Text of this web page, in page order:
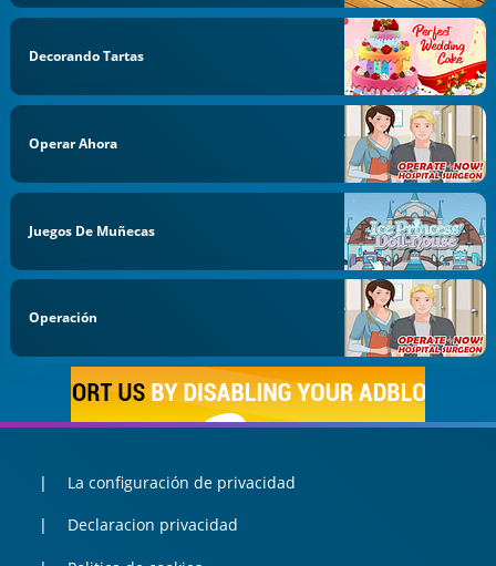
Decorando Tartas
Operar Ahora
Juegos De Muñecas
Operación
La configuración de privacidad
Declaracion privacidad